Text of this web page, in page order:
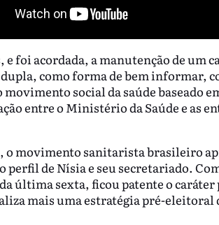
e foi acordada, a manutenção de um
como forma de bem informar,
social da saúde baseado
entre o Ministério da Saúde e as
o movimento sanitarista brasileiro
perfil de Nísia e seu secretariado.
da última sexta, ficou patente o
mais uma estratégia pré-eleitoral